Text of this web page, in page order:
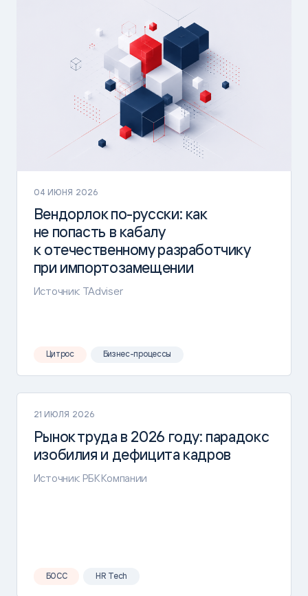
04 ИЮНЯ 2026
Вендорлокпо-русски: как
не попасть в кабалу
к отечественному разработчику
при импортозамещении
Источник: TAdviser
Цитрос Бизнес-процессы
21 ИЮЛЯ 2026
Рынок труда в 2026 году: парадокс
изобилия и дефицита кадров
Источник: РБК Компании
БОСС HR Tech